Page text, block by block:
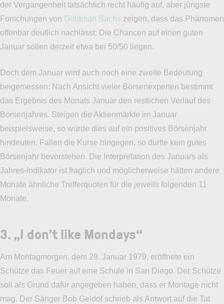
der Vergangenheit tatsächlich recht häufig auf, aber jüngste
Forschungen von Goldman Sachs zeigen, dass das Phänomen
offenbar deutlich nachlässt: Die Chancen auf einen guten
Januar sollen derzeit etwa bei 50/50 liegen.
Doch dem Januar wird auch noch eine zweite Bedeutung
beigemessen: Nach Ansicht vieler Börsenexperten bestimmt
das Ergebnis des Monats Januar den restlichen Verlauf des
Börsenjahres. Steigen die Aktienmärkte im Januar
beispielsweise, so würde dies auf ein positives Börsenjahr
hindeuten. Fallen die Kurse hingegen, so dürfte kein gutes
Börsenjahr bevorstehen. Die Interpretation des Januars als
Jahres-Indikator ist fraglich und möglicherweise hätten andere
Monate ähnliche Trefferquoten für die jeweils folgenden 11
Monate.
3. „I don’t like Mondays“
Am Montagmorgen, dem 29. Januar 1979, eröffnete ein
Schütze das Feuer auf eine Schule in San Diego. Der Schütze
soll als Grund dafür angegeben haben, dass er Montage nicht
mag. Der Sänger Bob Geldof schrieb als Antwort auf die Tat